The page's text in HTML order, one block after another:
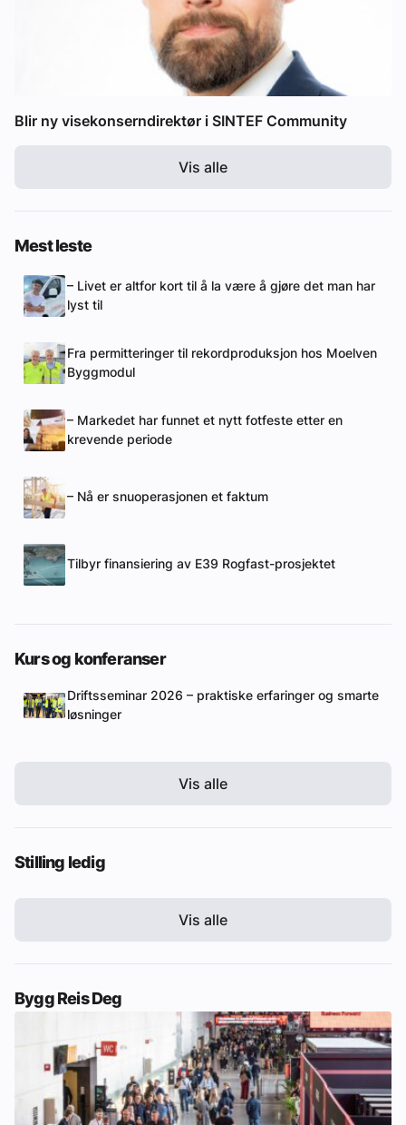
Blir ny visekonserndirektør i SINTEF Community
Vis alle
Mest leste
– Livet er altfor kort til å la være å gjøre det man har
lyst til
Fra permitteringer til rekordproduksjon hos Moelven
Byggmodul
– Markedet har funnet et nytt fotfeste etter en
krevende periode
– Nå er snuoperasjonen et faktum
Tilbyr finansiering av E39 Rogfast-prosjektet
Kurs og konferanser
Driftsseminar 2026 – praktiske erfaringer og smarte
løsninger
Vis alle
Stilling ledig
Vis alle
Bygg Reis Deg